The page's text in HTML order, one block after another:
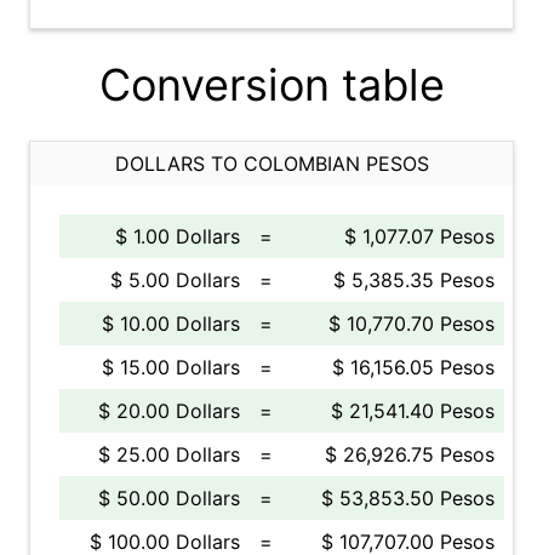
Conversion table
DOLLARS TO COLOMBIAN PESOS
$ 1.00 Dollars =
$ 1,077.07 Pesos
$ 5.00 Dollars
=
$ 5,385.35 Pesos
$ 10.00 Dollars
=
$ 10,770.70 Pesos
$ 15.00 Dollars
=
$ 16,156.05 Pesos
$ 20.00 Dollars
=
$ 21,541.40 Pesos
$ 25.00 Dollars
=
$ 26,926.75 Pesos
$ 50.00 Dollars
=
$ 53,853.50 Pesos
$ 100.00 Dollars
=
$ 107,707.00 Pesos